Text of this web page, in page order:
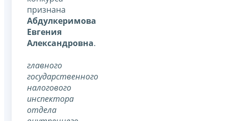
признана
Абдулкеримова
Евгения
Александровна.
главного
государственного
налогового
инспектора
отдела